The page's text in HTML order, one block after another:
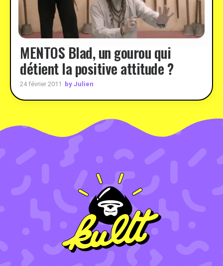
MENTOS Blad, un gourou qui
détient la positive attitude ?
24 février 2011 by Julien